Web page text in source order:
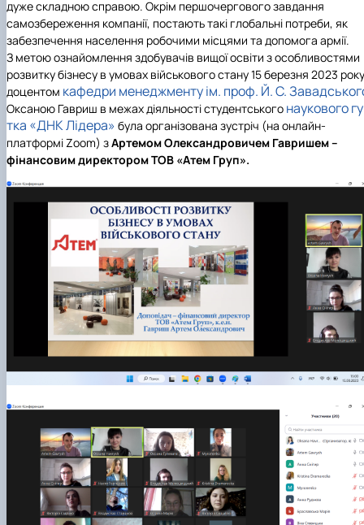
дуже складною справою. Окрім першочергового завдання
самозбереження компанії, постають такі глобальні потреби, як
забезпечення населення робочими місцями та допомога армії.
З метою ознайомлення здобувачів вищої освіти з особливостями
розвитку бізнесу в умовах військового стану 15 березня 2023 року
доцентом кафедри менеджменту ім. проф. Й. С.
Оксаною Гавриш в межах діяльності студентського наукового
тка «ДНК Лідера» була організована зустріч (на онлайн-
платформі Zoom) зАртемом Олександровичем Гавришем –
фінансовим директором ТОВ «Атем Груп».